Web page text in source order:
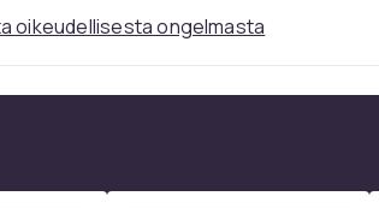
oikeudellisesta ongelmasta